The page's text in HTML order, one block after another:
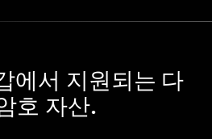
에서 지원되는 다
호 자산.